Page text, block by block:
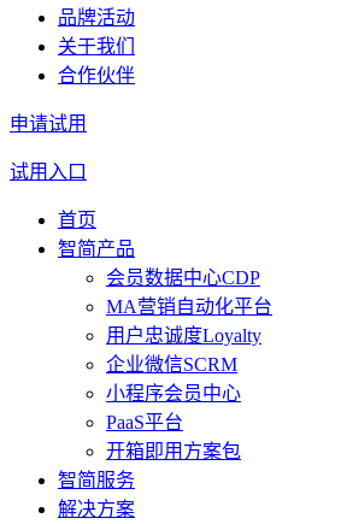
品牌活动
关于我们
合作伙伴
申请试用
试用入口
首页
智简产品
会员数据中心CDP
MA营销自动化平台
用户忠诚度Loyalty
企业微信SCRM
小程序会员中心
PaaS平台
开箱即用方案包
智简服务
解决方案